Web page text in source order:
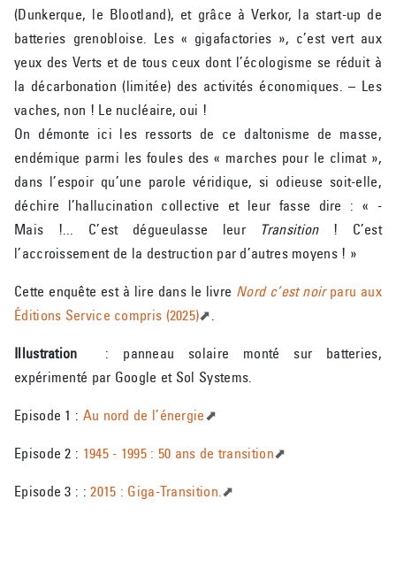
(Dunkerque, le Blootland), et grâce à Verkor, la start-up de
batteries grenobloise. Les « gigafactories », c’est vert aux
yeux des Verts et de tous ceux dont l’écologisme se réduit à
la décarbonation (limitée) des activités économiques. – Les
vaches, non ! Le nucléaire, oui !
On démonte ici les ressorts de ce daltonisme de masse,
endémique parmi les foules des « marches pour le climat »,
dans l’espoir qu’une parole véridique, si odieuse soit-elle,
déchire l’hallucination collective et leur fasse dire : « -
Mais !... C’est dégueulasse leur
Transition! C’est
l’accroissement de la destruction par d’autres moyens ! »
Cette enquête est à lire dans le livre Nord c’est noirparu aux
Éditions Service compris (2025)
Illustration
: panneau solaire monté sur batteries,
expérimenté par Google et Sol Systems.
Episode 1 : Au nord de l’énergie
Episode 2 : 1945 - 1995 : 50 ans de transition
Episode 3 : :2015 : Giga-Transition.